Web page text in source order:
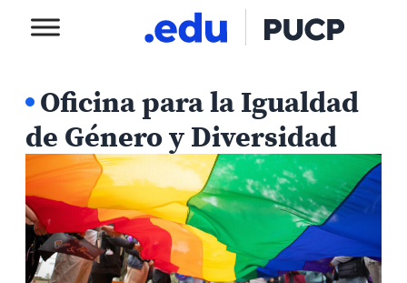
Oficina para la Igualdad
de Género y Diversidad